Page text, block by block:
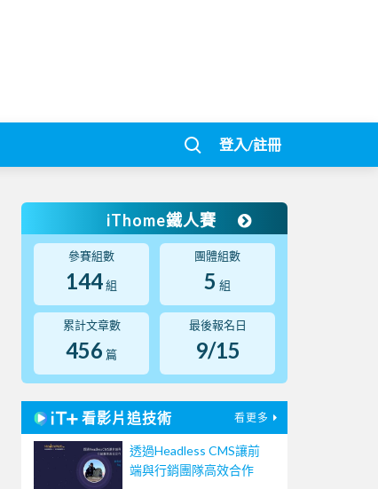
登入/註冊
iThome鐵人賽
參賽組數
144組
團體組數
5 組
累計文章數
456 篇
最後報名日
9/15
看影片追技術 看更多
透過Headless CMS讓前
端與行銷團隊高效合作